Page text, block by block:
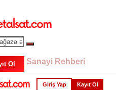
Ol Sanayi Rehberi
Giriş Yap Kayıt Ol